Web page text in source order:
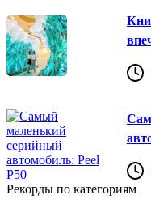
Рекорды по категориям